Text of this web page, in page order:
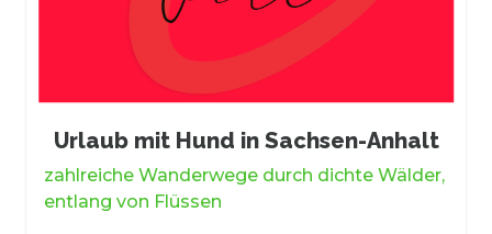
Urlaub mit Hund in Sachsen-Anhalt
zahlreiche Wanderwege durch dichte Wälder,
entlang von Flüssen